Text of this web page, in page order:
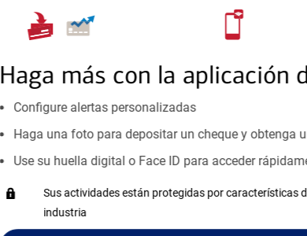
Haga más con la aplicación
Configure alertas personalizadas
Haga una foto para depositar un cheque y obtenga
Use su huella digital o Face ID para acceder
Sus actividades están protegidas por características
industria
inicio o crecimiento de su negocio, su futuro
esté listo, un especialista trabajará con usted
Programe una cita
Vea si nuestro centro de ayuda en línea puede